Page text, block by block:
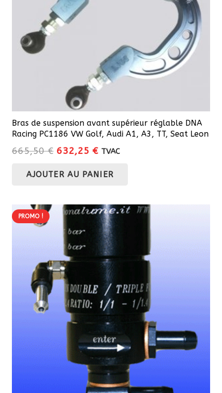
Bras de suspension avant supérieur réglable DNA
Racing PC1186 VW Golf, Audi A1, A3, TT, Seat Leon
665,50€ Le
initial
632,25 €Le
actuel
TVAC
AJOUTER AU PANIER
PROMO !